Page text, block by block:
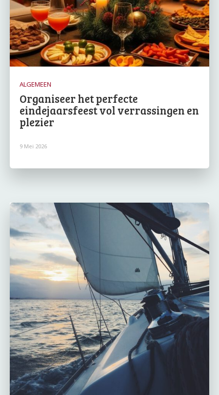
ALGEMEEN
Organiseer het perfecte
eindejaarsfeest vol verrassingen en
plezier
9 Mei 2026